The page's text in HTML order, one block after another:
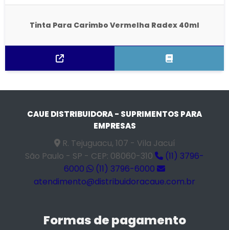
Tinta Para Carimbo Vermelha Radex 40ml
CAUE DISTRIBUIDORA - SUPRIMENTOS PARA
EMPRESAS
R. Tejuguacu, 107 - Vila Jacuí
São Paulo - SP - CEP: 08060-310
(11) 3796-
6000
(11) 3796-6000
atendimento@distribuidoracaue.com.br
Formas de pagamento